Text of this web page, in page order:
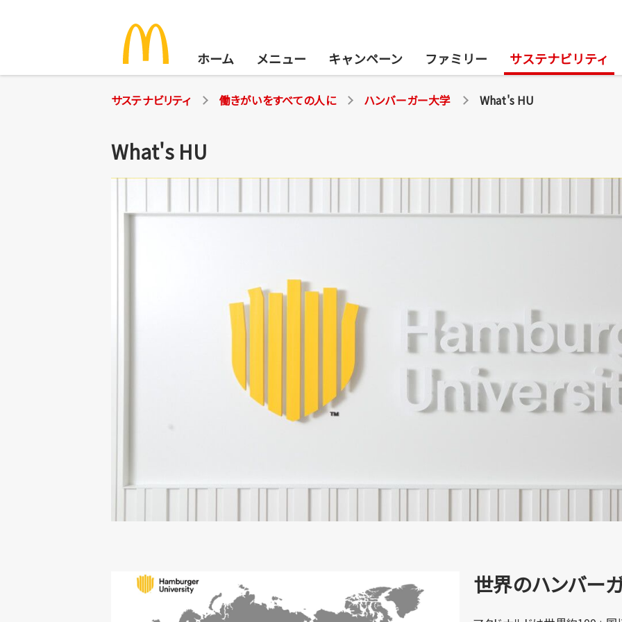
ホーム メニュー キャンペーン ファミリー サステナビリティ
サステナビリティ 働きがいをすべての人に ハンバーガー大学 What's HU
サステナビリティ
安心でおいしいお食事を
地域の仲間にサポートを
働きがいをすべての人に
What's HU
世界のハンバー